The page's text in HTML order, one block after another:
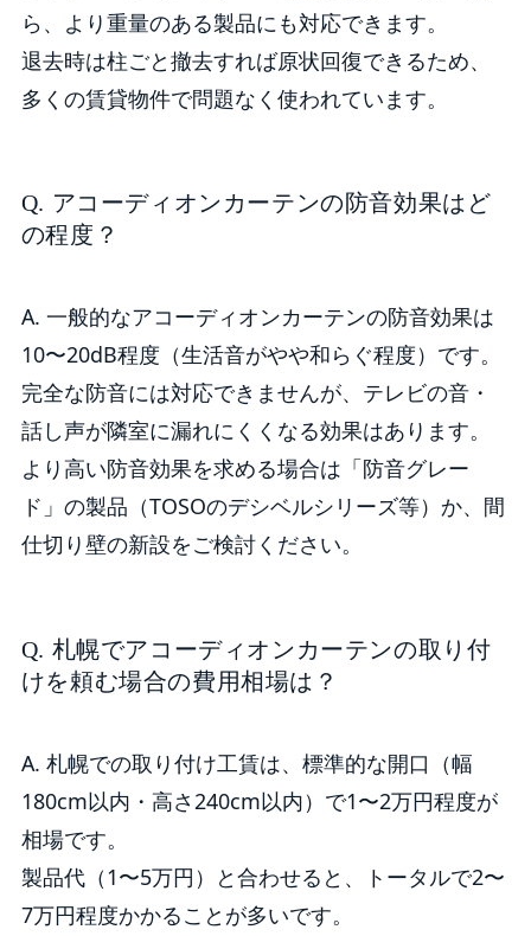
ら、より重量のある製品にも対応できます。
退去時は柱ごと撤去すれば原状回復できるため、
多くの賃貸物件で問題なく使われています。
Q. アコーディオンカーテンの防音効果はど
の程度？
A. 一般的なアコーディオンカーテンの防音効果は
10〜20dB程度（生活音がやや和らぐ程度）です。
完全な防音には対応できませんが、テレビの音・
話し声が隣室に漏れにくくなる効果はあります。
より高い防音効果を求める場合は「防音グレー
ド」の製品（TOSOのデシベルシリーズ等）か、間
仕切り壁の新設をご検討ください。
Q. 札幌でアコーディオンカーテンの取り付
けを頼む場合の費用相場は？
A. 札幌での取り付け工賃は、標準的な開口（幅
180cm以内・高さ240cm以内）で1〜2万円程度が
相場です。
製品代（1〜5万円）と合わせると、トータルで2〜
7万円程度かかることが多いです。